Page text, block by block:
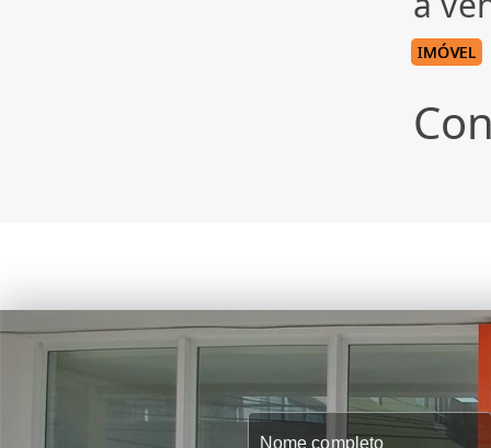
IMÓVEL